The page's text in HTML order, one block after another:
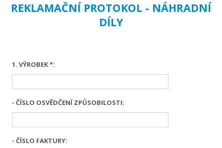
REKLAMAČNÍ PROTOKOL - NÁHRADNÍ
DÍLY
1. VÝROBEK *:
- ČÍSLO OSVĚDČENÍ ZPŮSOBILOSTI:
- ČÍSLO FAKTURY: